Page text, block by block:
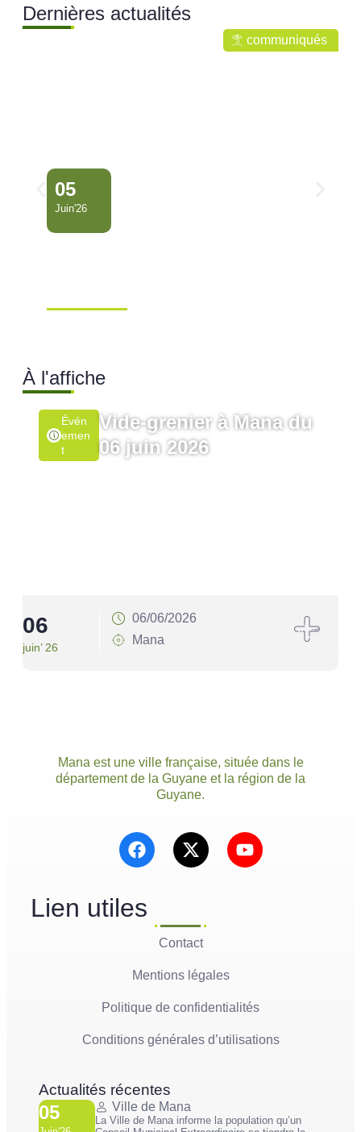
Dernières actualités
communiqués
05
Juin'26
À l'affiche
Évén
Emen
T
Vide-grenier à Mana du
06 juin 2026
06
juin’ 26
06/06/2026
Mana
Mana est une ville française, située dans le
département de la Guyane et la région de la
Guyane.
Lien utiles
Contact
Mentions légales
Politique de confidentialités
Conditions générales d’utilisations
Actualités récentes
05 Ville de Mana
La Ville de Mana informe la population qu’un